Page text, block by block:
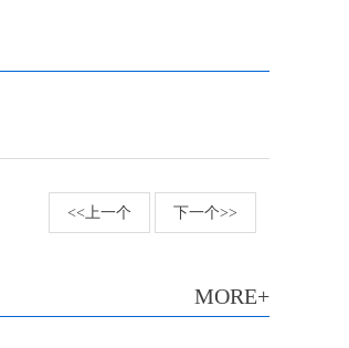
<<上一个 下一个>>
MORE+